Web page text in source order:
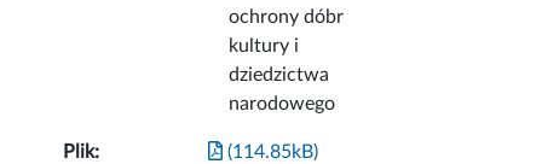
ochrony dóbr
kultury i
dziedzictwa
narodowego
Plik: (114.85kB)